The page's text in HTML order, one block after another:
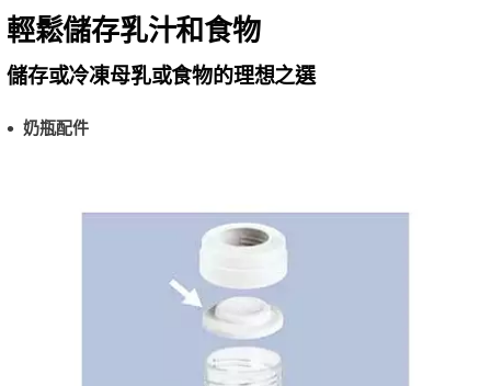
輕鬆儲存乳汁和食物
儲存或冷凍母乳或食物的理想之選
奶瓶配件